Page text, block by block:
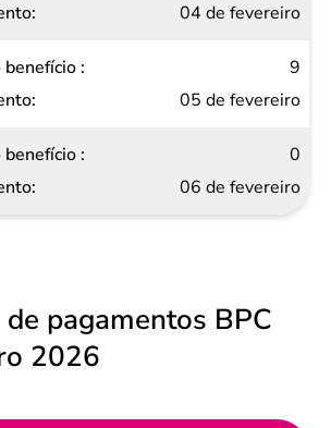
04 de fevereiro
9
05 de fevereiro
0
06 de fevereiro
pagamentos BPC
2026